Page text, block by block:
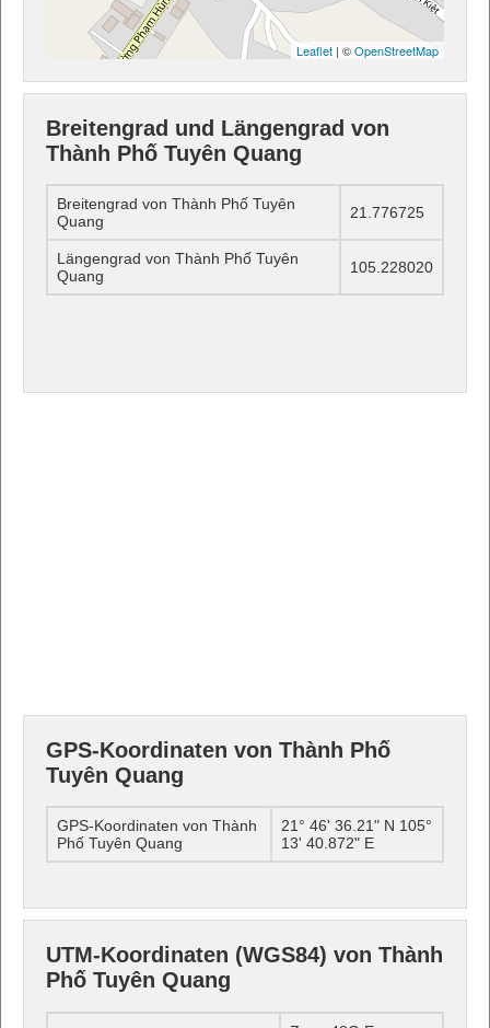
Leaflet | ©OpenStreetMap
Breitengrad und Längengrad von
Thành Phố Tuyên Quang
Breitengrad von Thành Phố Tuyên
Quang
21.776725
Längengrad von Thành Phố Tuyên
Quang
105.228020
GPS-Koordinaten von Thành Phố
Tuyên Quang
GPS-Koordinaten von Thành
Phố Tuyên Quang
21° 46' 36.21" N 105°
13' 40.872" E
UTM-Koordinaten (WGS84) von Thành
Phố Tuyên Quang